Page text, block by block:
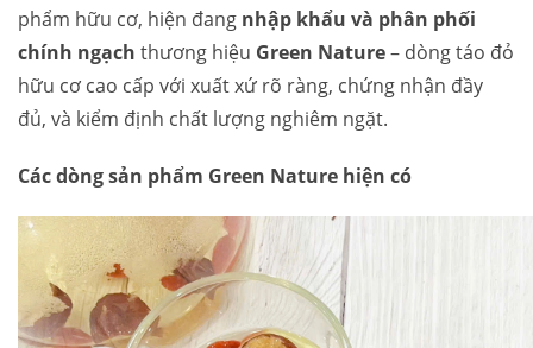
phẩm hữu cơ, hiện đang nhập khẩu và phân phối
chính ngạch thương hiệu Green Nature– dòng táo đỏ
hữu cơ cao cấp với xuất xứ rõ ràng, chứng nhận đầy
đủ, và kiểm định chất lượng nghiêm ngặt.
Các dòng sản phẩm Green Nature hiện có